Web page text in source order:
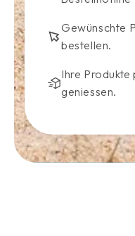
Gewünschte
bestellen.
Ihre Produkte
geniessen.